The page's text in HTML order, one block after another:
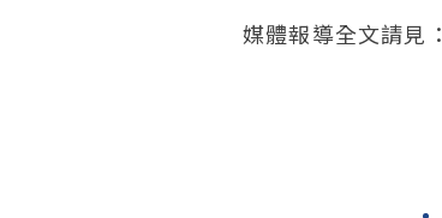
媒體報導全文請見：